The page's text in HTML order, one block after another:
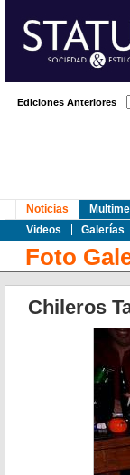
Ediciones Anteriores
Noticias
Videos
Galerías
Foto
Chileros